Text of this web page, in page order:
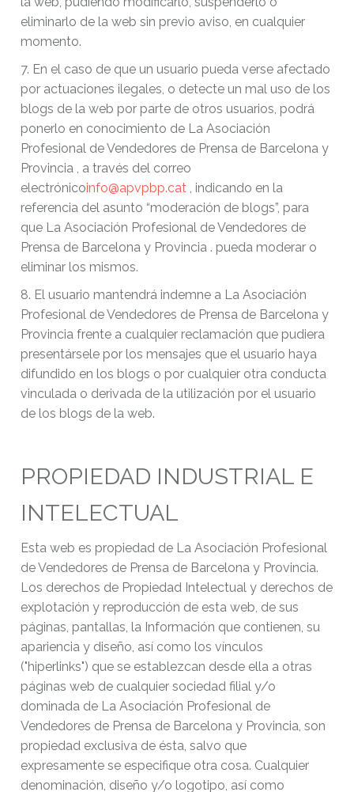
eliminarlo de la web sin previo aviso, en cualquier
momento.
7. En el caso de que un usuario pueda verse afectado
por actuaciones ilegales, o detecte un mal uso de los
blogs de la web por parte de otros usuarios, podrá
ponerlo en conocimiento de La Asociación
Profesional de Vendedores de Prensa de Barcelona y
Provincia , a través del correo
electrónicoinfo@apvpbp.cat , indicando en la
referencia del asunto “moderación de blogs”, para
que La Asociación Profesional de Vendedores de
Prensa de Barcelona y Provincia . pueda moderar o
eliminar los mismos.
8. El usuario mantendrá indemne a La Asociación
Profesional de Vendedores de Prensa de Barcelona y
Provincia frente a cualquier reclamación que pudiera
presentársele por los mensajes que el usuario haya
difundido en los blogs o por cualquier otra conducta
vinculada o derivada de la utilización por el usuario
de los blogs de la web.
PROPIEDAD INDUSTRIAL E
INTELECTUAL
Esta web es propiedad de La Asociación Profesional
de Vendedores de Prensa de Barcelona y Provincia.
Los derechos de Propiedad Intelectual y derechos de
explotación y reproducción de esta web, de sus
páginas, pantallas, la Información que contienen, su
apariencia y diseño, así como los vínculos
("hiperlinks") que se establezcan desde ella a otras
páginas web de cualquier sociedad filial y/o
dominada de La Asociación Profesional de
Vendedores de Prensa de Barcelona y Provincia, son
propiedad exclusiva de ésta, salvo que
expresamente se especifique otra cosa. Cualquier
denominación, diseño y/o logotipo, así como